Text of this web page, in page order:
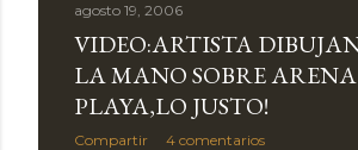
agosto 19, 2006
VIDEO:ARTISTA
LA MANO SOBRE
PLAYA,LO JUSTO!
Compartir 4 comentarios